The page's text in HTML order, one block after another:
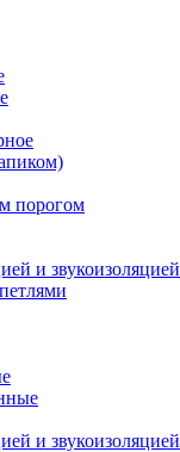
порогом
и звукоизоляцией
и звукоизоляцией